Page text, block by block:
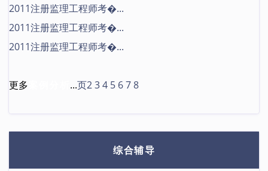
2011注册监理工程师考�...
2011注册监理工程师考�...
2011注册监理工程师考�...
更多 ...页234 5 678
综合辅导